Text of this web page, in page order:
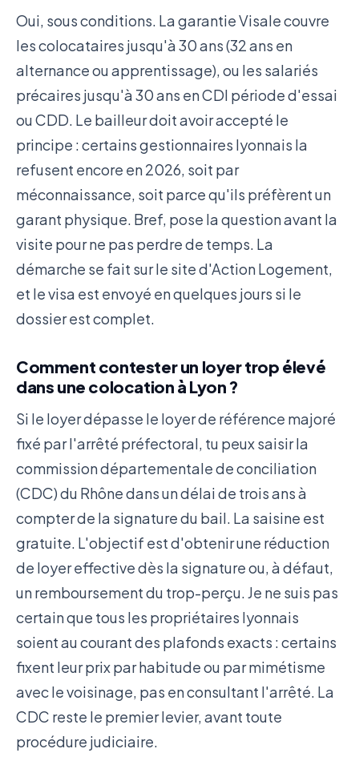
Oui, sous conditions. La garantie Visale couvre
les colocataires jusqu'à 30 ans (32 ans en
alternance ou apprentissage), ou les salariés
précaires jusqu'à 30 ans en CDI période d'essai
ou CDD. Le bailleur doit avoir accepté le
principe : certains gestionnaires lyonnais la
refusent encore en 2026, soit par
méconnaissance, soit parce qu'ils préfèrent un
garant physique. Bref, pose la question avant la
visite pour ne pas perdre de temps. La
démarche se fait sur le site d'Action Logement,
et le visa est envoyé en quelques jours si le
dossier est complet.
Comment contester un loyer trop élevé
dans une colocation à Lyon ?
Si le loyer dépasse le loyer de référence majoré
fixé par l'arrêté préfectoral, tu peux saisir la
commission départementale de conciliation
(CDC) du Rhône dans un délai de trois ans à
compter de la signature du bail. La saisine est
gratuite. L'objectif est d'obtenir une réduction
de loyer effective dès la signature ou, à défaut,
un remboursement du trop-perçu. Je ne suis pas
certain que tous les propriétaires lyonnais
soient au courant des plafonds exacts : certains
fixent leur prix par habitude ou par mimétisme
avec le voisinage, pas en consultant l'arrêté. La
CDC reste le premier levier, avant toute
procédure judiciaire.